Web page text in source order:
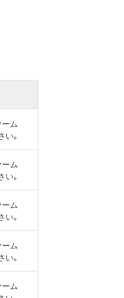
ム
。
ム
。
ム
。
ム
。
ム